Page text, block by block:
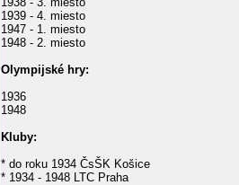
1939 - 4. miesto
1947 - 1. miesto
1948 - 2. miesto
Olympijské hry:
1936
1948
Kluby:
* do roku 1934 ČsŠK Košice
* 1934 - 1948 LTC Praha